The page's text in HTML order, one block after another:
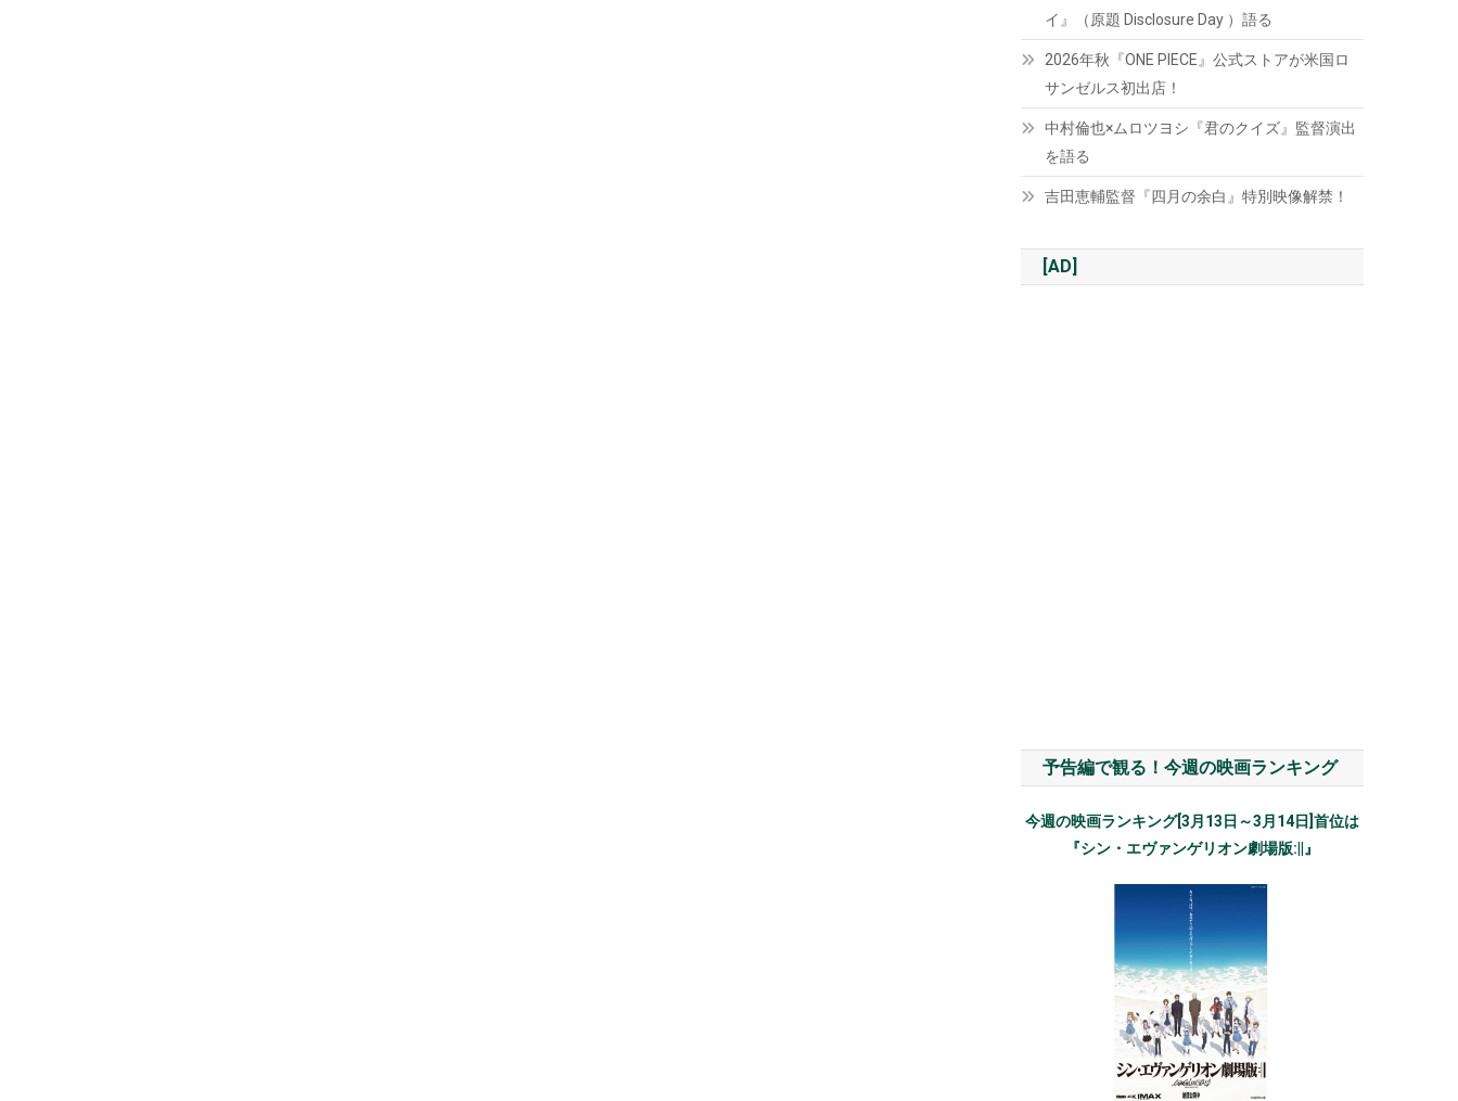
イ』（原題 Disclosure Day ）語る
2026年秋『ONE PIECE』公式ストアが米国ロ
サンゼルス初出店！
中村倫也×ムロツヨシ『君のクイズ』監督演出
を語る
吉田恵輔監督『四月の余白』特別映像解禁！
[AD]
予告編で観る！今週の映画ランキング
今週の映画ランキング[3月13日～3月14日]首位は
『シン・エヴァンゲリオン劇場版:||』